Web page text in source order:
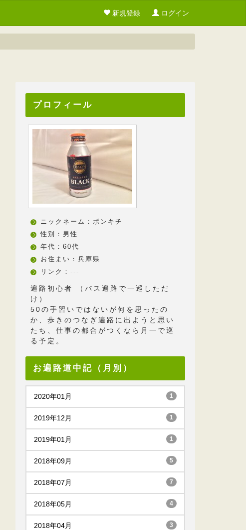
新規登録 ログイン
プロフィール
ニックネーム：ボンキチ
性別：男性
年代：60代
お住まい：兵庫県
リンク：---
遍路初心者 （バス遍路で一巡しただ
け）
50の手習いではないが何を思ったの
か、歩きのつなぎ遍路に出ようと思い
たち、仕事の都合がつくなら月一で巡
る予定。
お遍路道中記（月別）
2020年01月 1
2019年12月 1
2019年01月 1
2018年09月 5
2018年07月 7
2018年05月 4
2018年04月 3